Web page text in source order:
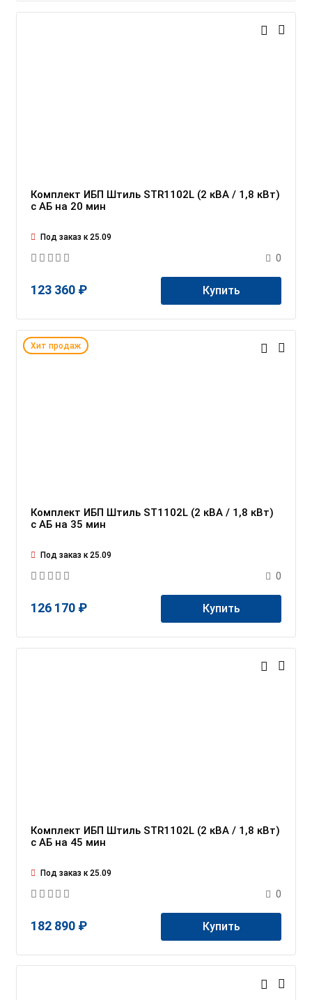
Комплект ИБП Штиль STR1102L (2 кВА / 1,8 кВт)
c АБ на 20 мин
Под заказ к 25.09
0
123 360 ₽ Купить
Хит продаж
Комплект ИБП Штиль ST1102L (2 кВА / 1,8 кВт)
c АБ на 35 мин
Под заказ к 25.09
0
126 170 ₽ Купить
Комплект ИБП Штиль STR1102L (2 кВА / 1,8 кВт)
c АБ на 45 мин
Под заказ к 25.09
0
182 890 ₽ Купить